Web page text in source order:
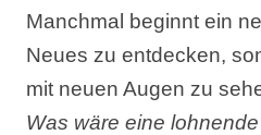
Manchmal beginnt ein
Neues zu entdecken,
mit neuen Augen zu
Was wäre eine